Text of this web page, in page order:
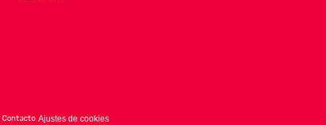
Contacto Ajustes de cookies